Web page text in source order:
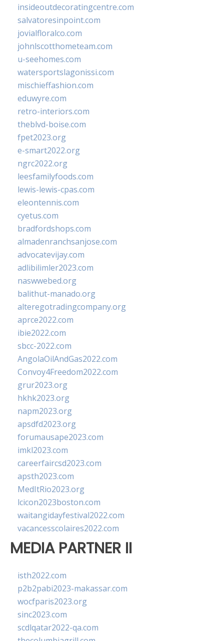
insideoutdecoratingcentre.com
salvatoresinpoint.com
jovialfloralco.com
johnlscotthometeam.com
u-seehomes.com
watersportslagonissi.com
mischieffashion.com
eduwyre.com
retro-interiors.com
theblvd-boise.com
fpet2023.org
e-smart2022.org
ngrc2022.org
leesfamilyfoods.com
lewis-lewis-cpas.com
eleontennis.com
cyetus.com
bradfordshops.com
almadenranchsanjose.com
advocatevijay.com
adlibilimler2023.com
naswwebed.org
balithut-manado.org
alteregotradingcompany.org
aprce2022.com
ibie2022.com
sbcc-2022.com
AngolaOilAndGas2022.com
Convoy4Freedom2022.com
grur2023.org
hkhk2023.org
napm2023.org
apsdfd2023.org
forumausape2023.com
imkl2023.com
careerfaircsd2023.com
apsth2023.com
MedItRio2023.org
lcicon2023boston.com
waitangidayfestival2022.com
vacancesscolaires2022.com
MEDIA PARTNER II
isth2022.com
p2b2pabi2023-makassar.com
wocfparis2023.org
sinc2023.com
scdlqatar2022-qa.com